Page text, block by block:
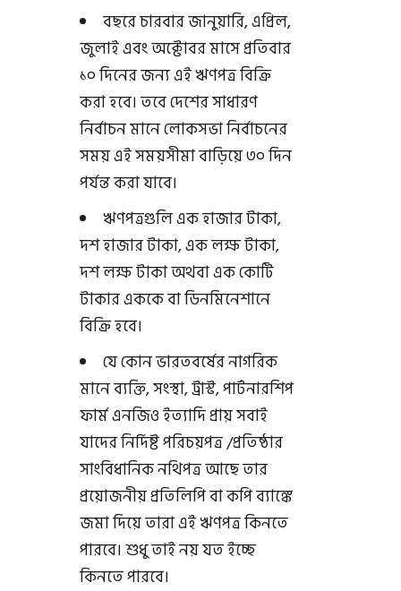
বছরে চারবার জানুয়ারি, এপ্রিল,
জুলাই এবং অক্টোবর মাসে প্রতিবার
১০ দিনের জন্য এই ঋণপত্র বিক্রি
করা হবে। তবে দেশের সাধারণ
নির্বাচন মানে লোকসভা নির্বাচনের
সময় এই সময়সীমা বাড়িয়ে ৩০ দিন
পর্যন্ত করা যাবে।
ঋণপত্রগুলি এক হাজার টাকা,
দশ হাজার টাকা, এক লক্ষ টাকা,
দশ লক্ষ টাকা অথবা এক কোটি
টাকার এককে বা ডিনমিনেশানে
বিক্রি হবে।
যে কোন ভারতবর্ষের নাগরিক
মানে ব্যক্তি, সংস্থা, ট্রাস্ট, পার্টনারশিপ
ফার্ম এনজিও ইত্যাদি প্রায় সবাই
যাদের নির্দিষ্ট পরিচয়পত্র /প্রতিষ্ঠার
সাংবিধানিক নথিপত্র আছে তার
প্রয়োজনীয় প্রতিলিপি বা কপি ব্যাঙ্কে
জমা দিয়ে তারা এই ঋণপত্র কিনতে
পারবে। শুধু তাই নয় যত ইচ্ছে
কিনতে পারবে।